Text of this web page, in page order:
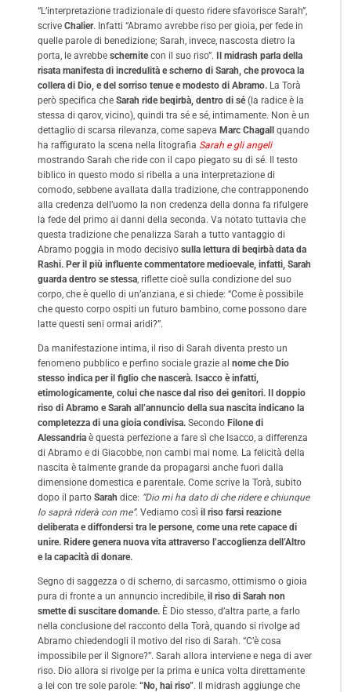
“L’interpretazione tradizionale di questo ridere sfavorisce Sarah”,
scrive Chalier. Infatti “Abramo avrebbe riso per gioia, per fede in
quelle parole di benedizione; Sarah, invece, nascosta dietro la
porta, le avrebbe schernitecon il suo riso”. Il midrash parla della
risata manifesta di incredulità e scherno di Sarah, che provoca la
collera di Dio, e del sorriso tenue e modesto di Abramo. La Torà
però specifica che Sarah ride beqirbà, dentro di sé(la radice è la
stessa di qarov, vicino), quindi tra sé e sé, intimamente. Non è un
dettaglio di scarsa rilevanza, come sapeva Marc Chagall quando
ha raffigurato la scena nella litografia Sarah e gli angeli
mostrando Sarah che ride con il capo piegato su di sé. Il testo
biblico in questo modo si ribella a una interpretazione di
comodo, sebbene avallata dalla tradizione, che contrapponendo
alla credenza dell’uomo la non credenza della donna fa rifulgere
la fede del primo ai danni della seconda. Va notato tuttavia che
questa tradizione che penalizza Sarah a tutto vantaggio di
Abramo poggia in modo decisivo sulla lettura di beqirbà data da
Rashi. Per il più influente commentatore medioevale, infatti, Sarah
guarda dentro se stessa, riflette cioè sulla condizione del suo
corpo, che è quello di un’anziana, e si chiede: “Come è possibile
che questo corpo ospiti un futuro bambino, come possono dare
latte questi seni ormai aridi?”.
Da manifestazione intima, il riso di Sarah diventa presto un
fenomeno pubblico e perfino sociale grazie al nome che Dio
stesso indica per il figlio che nascerà. Isacco è infatti,
etimologicamente, colui che nasce dal riso dei genitori. Il doppio
riso di Abramo e Sarah all’annuncio della sua nascita indicano la
completezza di una gioia condivisa. Secondo Filone di
Alessandria è questa perfezione a fare sì che Isacco, a differenza
di Abramo e di Giacobbe, non cambi mai nome. La felicità della
nascita è talmente grande da propagarsi anche fuori dalla
dimensione domestica e parentale. Come scrive la Torà, subito
dopo il parto Sarah dice: “Dio mi ha dato di che ridere e chiunque
lo saprà riderà con me”. Vediamo così il riso farsi reazione
deliberata e diffondersi tra le persone, come una rete capace di
unire. Ridere genera nuova vita attraverso l’accoglienza dell’Altro
e la capacità di donare.
Segno di saggezza o di scherno, di sarcasmo, ottimismo o gioia
pura di fronte a un annuncio incredibile, il riso di Sarah non
smette di suscitare domande. È Dio stesso, d’altra parte, a farlo
nella conclusione del racconto della Torà, quando si rivolge ad
Abramo chiedendogli il motivo del riso di Sarah. “C’è cosa
impossibile per il Signore?”. Sarah allora interviene e nega di aver
riso. Dio allora si rivolge per la prima e unica volta direttamente
a lei con tre sole parole: “No, hai riso”. Il midrash aggiunge che